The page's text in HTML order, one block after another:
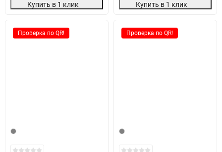
Купить в 1 клик Купить в 1 клик
Проверка по QR! Проверка по QR!